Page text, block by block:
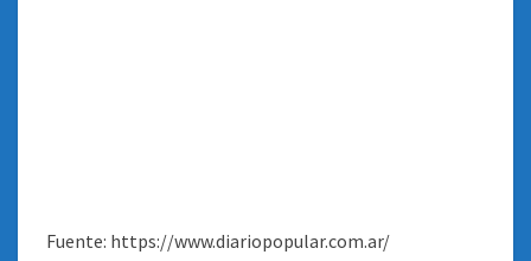
Fuente: https://www.diariopopular.com.ar/